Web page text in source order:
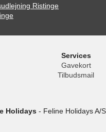
Ristinge
Services
Gavekort
Tilbudsmail
Holidays- Feline Holidays A/S